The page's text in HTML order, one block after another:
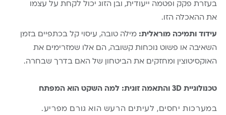
בעזרת פקק ופטמה ייעודית, ובן הזוג יכול לקחת על עצמו
את ההאכלה הזו.
עידוד ותמיכה מוראלית: מילה טובה, עיסוי קל בכתפיים בזמן
השאיבה או פשוט נוכחות קשובה, הם אלו שמזרימים את
האוקסיטוצין ומחזקים את הביטחון של האם בדרך שבחרה.
טכנולוגיית 3D והתאמה זוגית: למה השקט הוא המפתח
במערכות יחסים, לעיתים הרעש הוא גורם מפריע.